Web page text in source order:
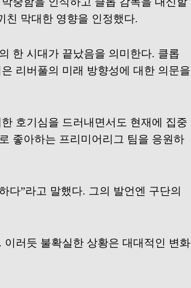
친 막대한 영향을 인정했다.
한 시대가 끝났음을 의미한다. 클롭
리버풀의 미래 방향성에 대한 의문을
호기심을 드러내면서도 현재에 집중
좋아하는 프리미어리그 팀을 응원하
다”라고 말했다. 그의 발언엔 구단의
러듯 불확실한 상황은 대대적인 변화